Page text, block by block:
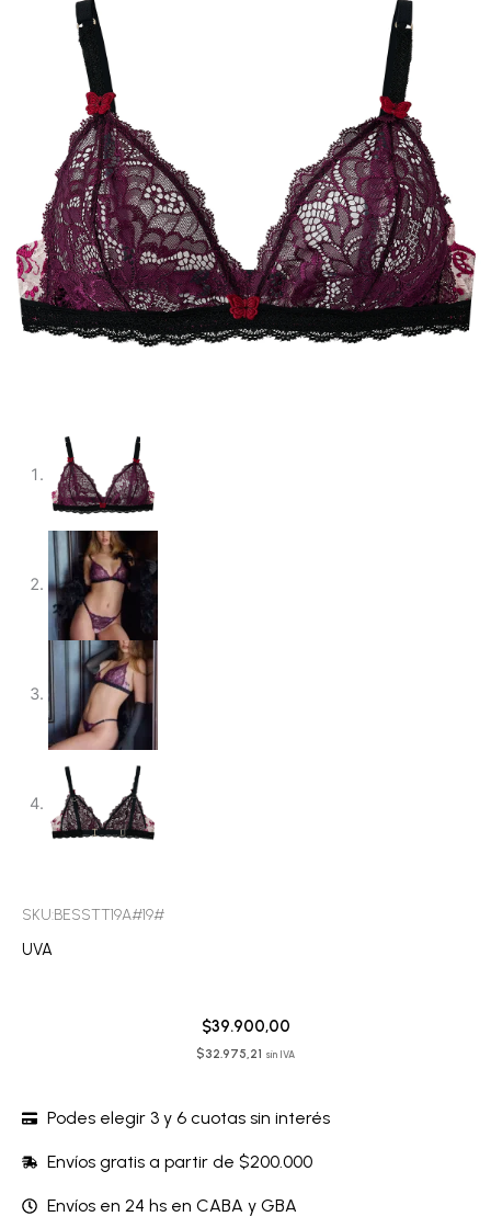
SKU:BESSTT19A#19#
UVA
$39.900,00
$32.975,21 sin IVA
Podes elegir 3 y 6 cuotas sin interés
Envíos gratis a partir de $200.000
Envíos en 24 hs en CABA y GBA